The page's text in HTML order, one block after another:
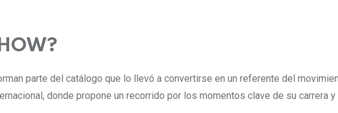
parte del catálogo que lo llevó a convertirse en un referente del
donde propone un recorrido por los momentos clave de su carrera